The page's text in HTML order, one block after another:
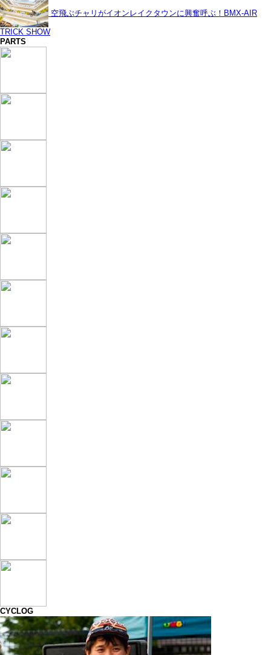
空飛ぶチャリがイオンレイクタウンに興奮呼ぶ！BMX-AIR
TRICK SHOW
PARTS
CYCLOG